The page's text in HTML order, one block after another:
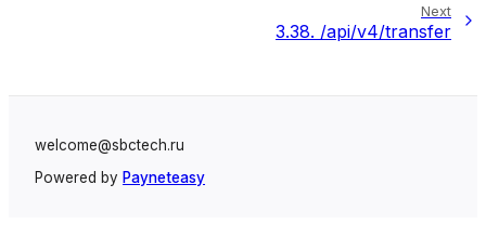
Next
3.38. /api/v4/transfer
welcome@sbctech.ru
Powered by Payneteasy